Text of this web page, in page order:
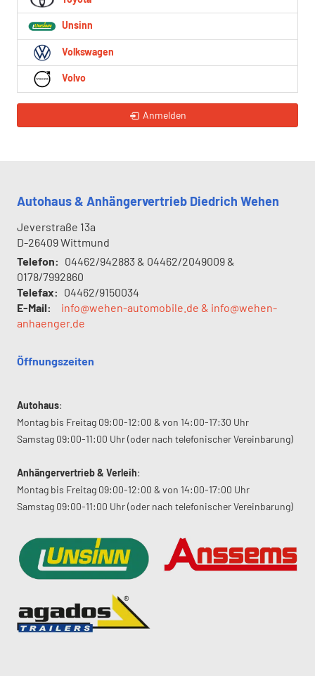
Unsinn
Volkswagen
Volvo
Anmelden
Autohaus & Anhängervertrieb Diedrich Wehen
Jeverstraße 13a
D-26409Wittmund
Telefon: 04462/942883 & 04462/2049009 &
0178/7992860
Telefax: 04462/9150034
E-Mail:
info@wehen-automobile.de & info@wehen-
anhaenger.de
Öffnungszeiten
Autohaus:
Montag bis Freitag 09:00-12:00 & von 14:00-17:30 Uhr
Samstag 09:00-11:00 Uhr (oder nach telefonischer Vereinbarung)
Anhängervertrieb & Verleih:
Montag bis Freitag 09:00-12:00 & von 14:00-17:00 Uhr
Samstag 09:00-11:00 Uhr (oder nach telefonischer Vereinbarung)